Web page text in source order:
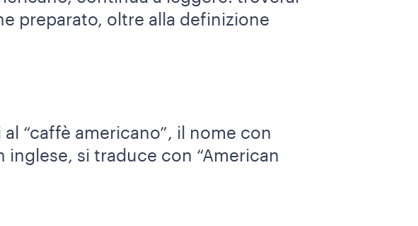
preparato, oltre alla definizione
“caffè americano”, il nome con
si traduce con “American